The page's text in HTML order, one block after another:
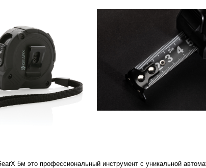
5м это профессиональный инструмент с уникальной